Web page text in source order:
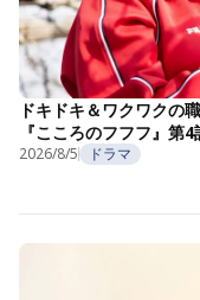
ドキドキ＆ワクワクの
『こころのフフフ』第4
2026/8/5 ドラマ